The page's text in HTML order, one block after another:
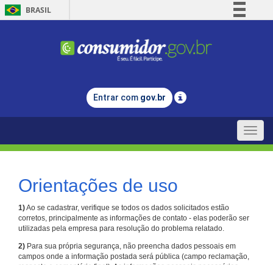
BRASIL
Comunica BR
Legislação
Entrar com gov.br
Toggle
Orientações de uso
1)Ao se cadastrar, verifique se todos os dados solicitados estão
corretos, principalmente as informações de contato - elas poderão ser
utilizadas pela empresa para resolução do problema relatado.
2) Para sua própria segurança, não preencha dados pessoais em
campos onde a informação postada será pública (campo reclamação,